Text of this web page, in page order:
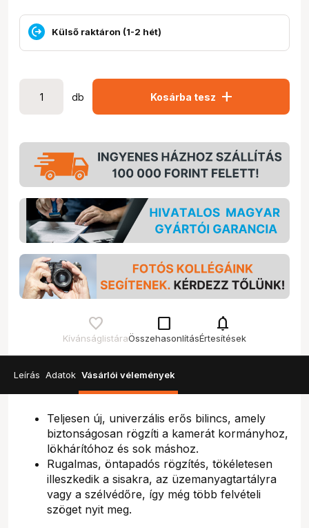
Külső raktáron (1-2 hét)
db Kosárba tesz add
Kívánságlistára
check_box_outline_blank
Összehasonlítás
notifications
Értesítések
Leírás Adatok Vásárlói vélemények
Teljesen új, univerzális erős bilincs, amely
biztonságosan rögzíti a kamerát kormányhoz,
lökhárítóhoz és sok máshoz.
Rugalmas, öntapadós rögzítés, tökéletesen
illeszkedik a sisakra, az üzemanyagtartályra
vagy a szélvédőre, így még több felvételi
szöget nyit meg.